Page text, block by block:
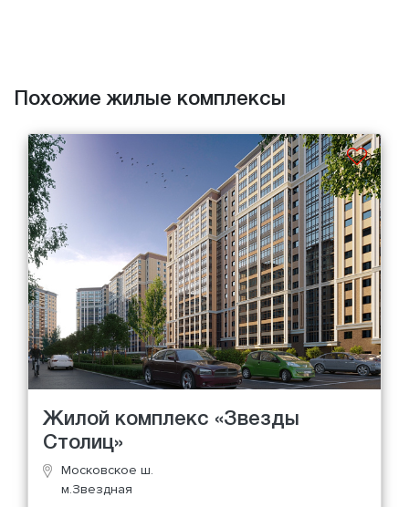
Похожие жилые комплексы
Жилой комплекс «Звезды
Столиц»
Московское ш.
м.Звездная